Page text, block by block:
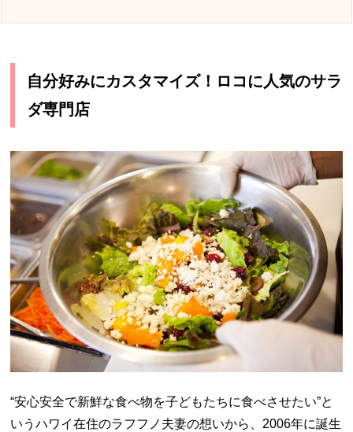
自分好みにカスタマイズ！ロコに人気のサラ
ダ専門店
“安心安全で新鮮な食べ物を子どもたちに食べさせたい”と
いうハワイ在住のラフフノ夫妻の想いから、 2006年に誕生